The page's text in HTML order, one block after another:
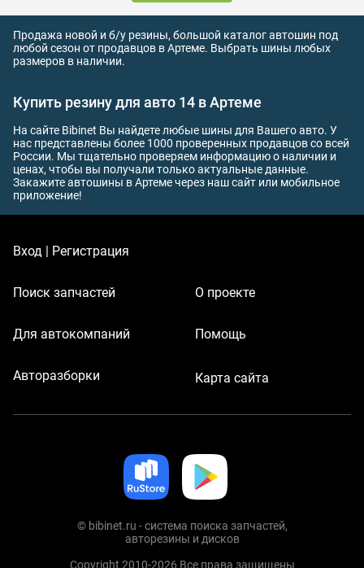
Продажа новой и б/у резины, большой каталог автошин под
любой сезон от продавцов в Артеме. Выбрать шины любых
размеров в наличии.
Купить резину для авто 14 в Артеме
На сайте Bibinet Вы найдете любые шины для Вашего авто. У
нас представлены более 1000 проверенных продавцов со всей
России. Мы тщательно проверяем информацию о наличии и
ценах, чтобы вы получали только актуальные данные.
Закажите автошины в Артеме через наш сайт или мобильное
приложение!
Вход | Регистрация
Поиск запчастей
Для автокомпаний
Авторазборки
О проекте
Помощь
Карта сайта
© bibinet.ru - система поиска запчастей,
авторезины и дисков
Copyright 2010-2026 Все права защищены